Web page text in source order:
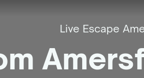
Live Escape